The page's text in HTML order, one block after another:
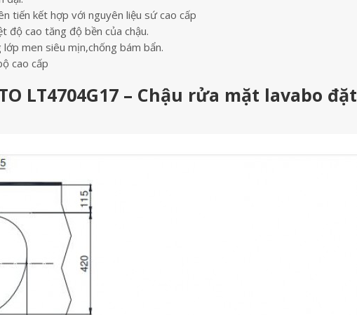
tiến kết hợp với nguyên liệu sứ cao cấp
độ cao tăng độ bền của chậu.
men siêu mịn,chống bám bẩn.
cao cấp
LT4704G17 – Chậu rửa mặt lavabo đặt